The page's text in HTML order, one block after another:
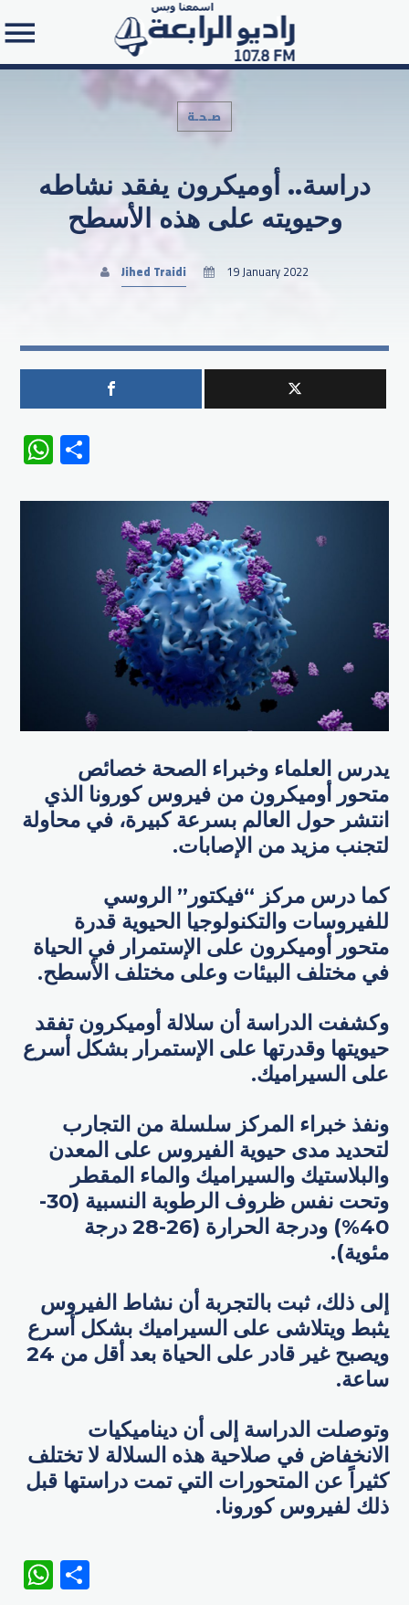
Search in the website:
صـحـة
دراسة.. أوميكرون يفقد نشاطه
وحيويته على هذه الأسطح
Jihed Traidi 19 January 2022
WhatsApp
يدرس العلماء وخبراء الصحة خصائص
متحور أوميكرون من فيروس كورونا الذي
انتشر حول العالم بسرعة كبيرة، في محاولة
لتجنب مزيد من الإصابات.
كما درس مركز “فيكتور” الروسي
للفيروسات والتكنولوجيا الحيوية قدرة
متحور أوميكرون على الإستمرار في الحياة
في مختلف البيئات وعلى مختلف الأسطح.
وكشفت الدراسة أن سلالة أوميكرون تفقد
حيويتها وقدرتها على الإستمرار بشكل أسرع
على السيراميك.
ونفذ خبراء المركز سلسلة من التجارب
لتحديد مدى حيوية الفيروس على المعدن
والبلاستيك والسيراميك والماء المقطر
وتحت نفس ظروف الرطوبة النسبية (30-
40%) ودرجة الحرارة (26-28 درجة
مئوية).
إلى ذلك، ثبت بالتجربة أن نشاط الفيروس
يثبط ويتلاشى على السيراميك بشكل أسرع
ويصبح غير قادر على الحياة بعد أقل من 24
ساعة.
وتوصلت الدراسة إلى أن ديناميكيات
الانخفاض في صلاحية هذه السلالة لا تختلف
كثيراً عن المتحورات التي تمت دراستها قبل
ذلك لفيروس كورونا.
WhatsApp